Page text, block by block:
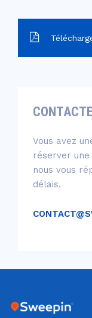
Vous avez
réserver une
nous vous
délais.